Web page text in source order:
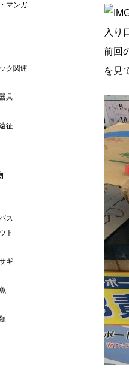
入り
前回
を見
マンガ
ク関連
具
征
ス
ト
ギ